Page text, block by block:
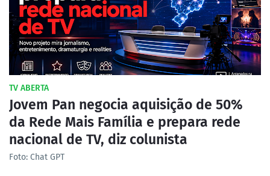
TV ABERTA
Jovem Pan negocia aquisição de 50%
da Rede Mais Família e prepara rede
nacional de TV, diz colunista
Foto: Chat GPT